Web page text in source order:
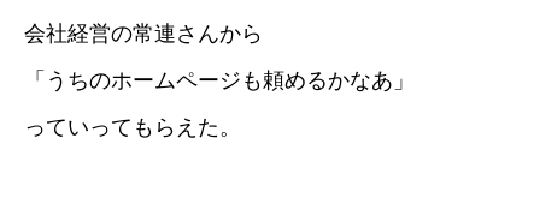
会社経営の常連さんから
「うちのホームページも頼めるかなあ」
っていってもらえた。